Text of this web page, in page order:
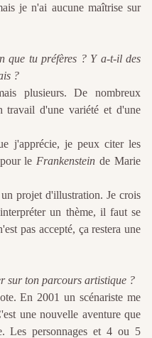
je n'ai aucune maîtrise sur
que tu préfères ? Y a-t-il des
?
plusieurs. De nombreux
travail d'une variété et d'une
j'apprécie, je peux citer les
le Frankenstein de Marie
projet d'illustration. Je crois
un thème, il faut se
pas accepté, ça restera une
sur ton parcours artistique ?
En 2001 un scénariste me
une nouvelle aventure que
Les personnages et 4 ou 5